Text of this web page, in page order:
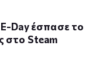
Day έσπασε το
στο Steam